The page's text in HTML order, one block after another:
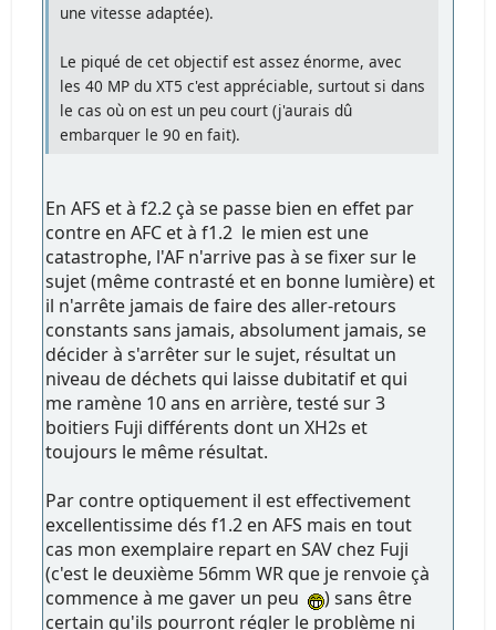
une vitesse adaptée).
Le piqué de cet objectif est assez énorme, avec
les 40 MP du XT5 c'est appréciable, surtout si dans
le cas où on est un peu court (j'aurais dû
embarquer le 90 en fait).
En AFS et à f2.2 çà se passe bien en effet par
contre en AFC et à f1.2 le mien est une
catastrophe, l'AF n'arrive pas à se fixer sur le
sujet (même contrasté et en bonne lumière) et
il n'arrête jamais de faire des aller-retours
constants sans jamais, absolument jamais, se
décider à s'arrêter sur le sujet, résultat un
niveau de déchets qui laisse dubitatif et qui
me ramène 10 ans en arrière, testé sur 3
boitiers Fuji différents dont un XH2s et
toujours le même résultat.
Par contre optiquement il est effectivement
excellentissime dés f1.2 en AFS mais en tout
cas mon exemplaire repart en SAV chez Fuji
(c'est le deuxième 56mm WR que je renvoie çà
commence à me gaver un peu
) sans être
certain qu'ils pourront régler le problème ni